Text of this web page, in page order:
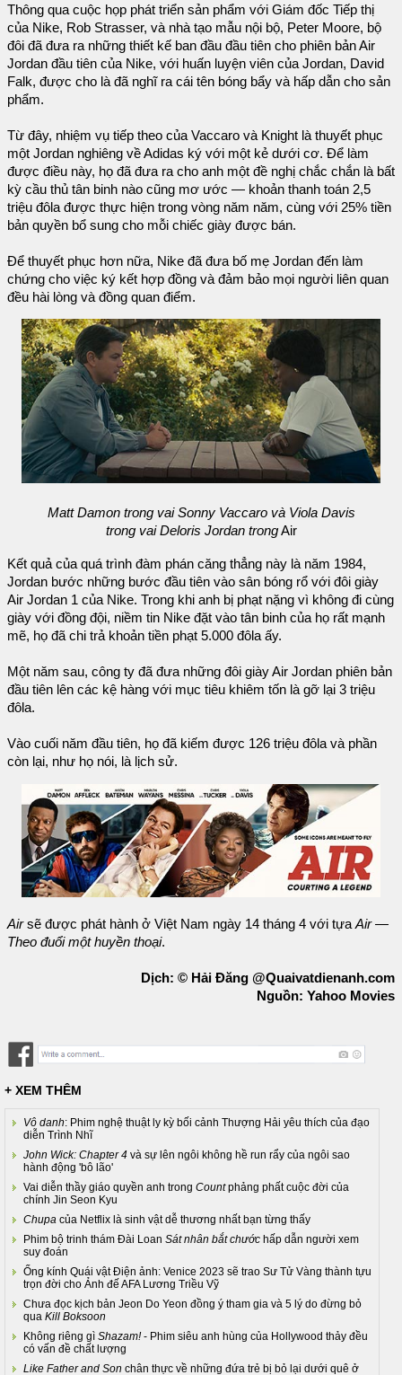
Thông qua cuộc họp phát triển sản phẩm với Giám đốc Tiếp thị
của Nike, Rob Strasser, và nhà tạo mẫu nội bộ, Peter Moore, bộ
đôi đã đưa ra những thiết kế ban đầu đầu tiên cho phiên bản Air
Jordan đầu tiên của Nike, với huấn luyện viên của Jordan, David
Falk, được cho là đã nghĩ ra cái tên bóng bẩy và hấp dẫn cho sản
phẩm.
Từ đây, nhiệm vụ tiếp theo của Vaccaro và Knight là thuyết phục
một Jordan nghiêng về Adidas ký với một kẻ dưới cơ. Để làm
được điều này, họ đã đưa ra cho anh một đề nghị chắc chắn là bất
kỳ cầu thủ tân binh nào cũng mơ ước — khoản thanh toán 2,5
triệu đôla được thực hiện trong vòng năm năm, cùng với 25% tiền
bản quyền bổ sung cho mỗi chiếc giày được bán.
Để thuyết phục hơn nữa, Nike đã đưa bố mẹ Jordan đến làm
chứng cho việc ký kết hợp đồng và đảm bảo mọi người liên quan
đều hài lòng và đồng quan điểm.
Matt Damon trong vai Sonny Vaccaro và Viola Davis
trong vai Deloris Jordan trongAir
Kết quả của quá trình đàm phán căng thẳng này là năm 1984,
Jordan bước những bước đầu tiên vào sân bóng rổ với đôi giày
Air Jordan 1 của Nike. Trong khi anh bị phạt nặng vì không đi cùng
giày với đồng đội, niềm tin Nike đặt vào tân binh của họ rất mạnh
mẽ, họ đã chi trả khoản tiền phạt 5.000 đôla ấy.
Một năm sau, công ty đã đưa những đôi giày Air Jordan phiên bản
đầu tiên lên các kệ hàng với mục tiêu khiêm tốn là gỡ lại 3 triệu
đôla.
Vào cuối năm đầu tiên, họ đã kiếm được 126 triệu đôla và phần
còn lại, như họ nói, là lịch sử.
Airsẽ được phát hành ở Việt Nam ngày 14 tháng 4 với tựa Air —
Theo đuổi một huyền thoại.
Dịch: © Hải Đăng @Quaivatdienanh.com
Nguồn: Yahoo Movies
+ XEM THÊM
Vô danh: Phim nghệ thuật ly kỳ bối cảnh Thượng Hải yêu thích của đạo
diễn Trình Nhĩ
John Wick: Chapter 4 và sự lên ngôi không hề run rẩy của ngôi sao
hành động 'bô lão'
Vai diễn thầy giáo quyền anh trong Countphảng phất cuộc đời của
chính Jin Seon Kyu
Chupa của Netflix là sinh vật dễ thương nhất bạn từng thấy
Phim bộ trinh thám Đài Loan Sát nhân bắt chước hấp dẫn người xem
suy đoán
​Ống kính Quái vật Điện ảnh: Venice 2023 sẽ trao Sư Tử Vàng thành tựu
trọn đời cho Ảnh đế AFA Lương Triều Vỹ
Chưa đọc kịch bản Jeon Do Yeon đồng ý tham gia và 5 lý do đừng bỏ
qua Kill Boksoon
Không riêng gì Shazam!- Phim siêu anh hùng của Hollywood thảy đều
có vấn đề chất lượng
Like Father and Son chân thực về những đứa trẻ bị bỏ lại dưới quê ở